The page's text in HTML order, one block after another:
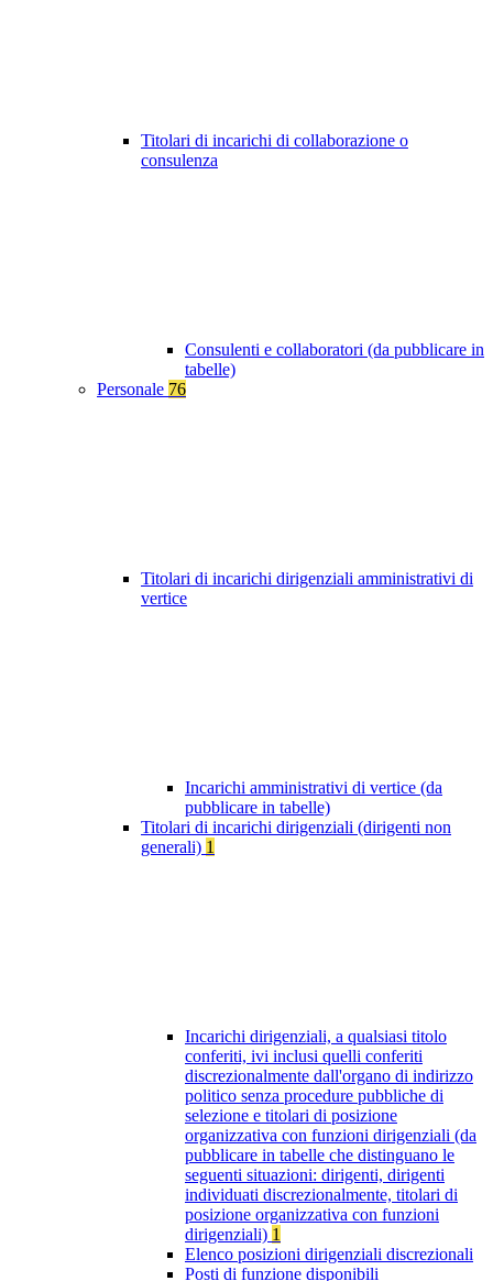
Titolari di incarichi di collaborazione o
consulenza
Consulenti e collaboratori (da pubblicare in
tabelle)
Personale 76
Titolari di incarichi dirigenziali amministrativi di
vertice
Incarichi amministrativi di vertice (da
pubblicare in tabelle)
Titolari di incarichi dirigenziali (dirigenti non
generali) 1
Incarichi dirigenziali, a qualsiasi titolo
conferiti, ivi inclusi quelli conferiti
discrezionalmente dall'organo di indirizzo
politico senza procedure pubbliche di
selezione e titolari di posizione
organizzativa con funzioni dirigenziali (da
pubblicare in tabelle che distinguano le
seguenti situazioni: dirigenti, dirigenti
individuati discrezionalmente, titolari di
posizione organizzativa con funzioni
dirigenziali) 1
Elenco posizioni dirigenziali discrezionali
Posti di funzione disponibili